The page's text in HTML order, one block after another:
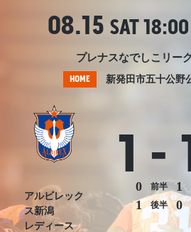
08.15 SAT
プレナスなでしこリー
HOME 新発田市五十公野
アルビレック
ス新潟
レディース
1 -
0 前半
1
1
後半 0